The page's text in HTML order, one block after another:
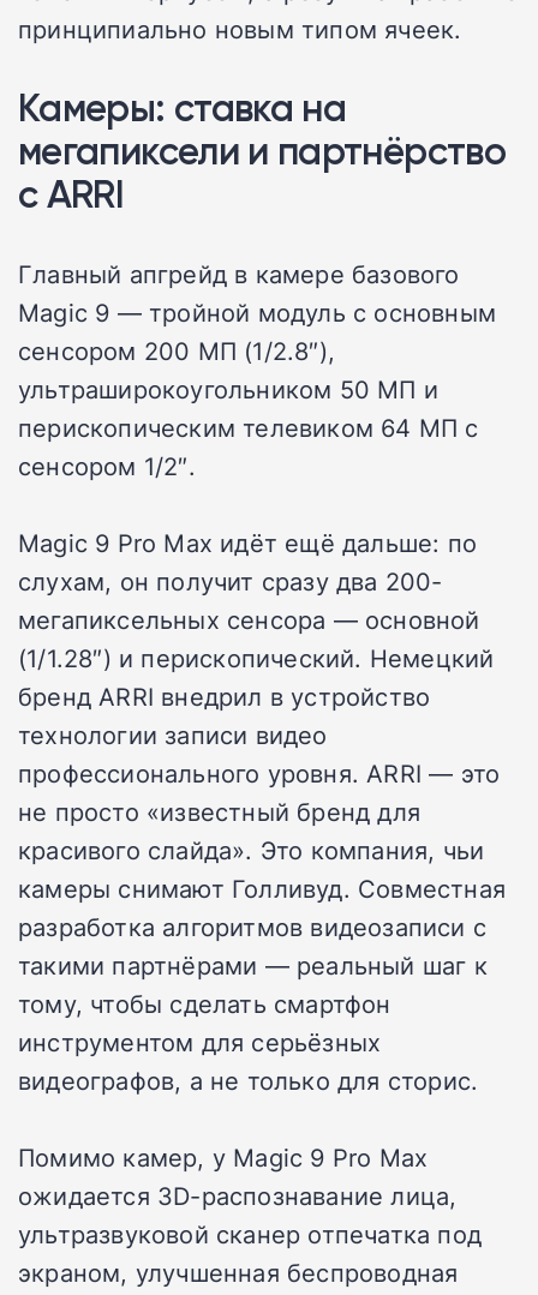
принципиально новым типом ячеек.
Камеры: ставка на
мегапиксели и партнёрство
с ARRI
Главный апгрейд в камере базового
Magic 9 — тройной модуль с основным
сенсором 200 МП (1/2.8″),
ультраширокоугольником 50 МП и
перископическим телевиком 64 МП с
сенсором 1/2″.
Magic 9 Pro Max идёт ещё дальше: по
слухам, он получит сразу два 200-
мегапиксельных сенсора — основной
(1/1.28″) и перископический. Немецкий
бренд ARRI внедрил в устройство
технологии записи видео
профессионального уровня. ARRI — это
не просто «известный бренд для
красивого слайда». Это компания, чьи
камеры снимают Голливуд. Совместная
разработка алгоритмов видеозаписи с
такими партнёрами — реальный шаг к
тому, чтобы сделать смартфон
инструментом для серьёзных
видеографов, а не только для сторис.
Помимо камер, у Magic 9 Pro Max
ожидается 3D-распознавание лица,
ультразвуковой сканер отпечатка под
экраном, улучшенная беспроводная